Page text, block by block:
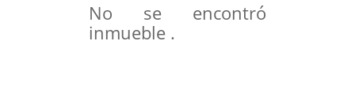
No se encontró
inmueble .